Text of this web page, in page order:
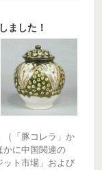
ました！
（「豚コレラ」か
かに中国関連の
ット市場」および